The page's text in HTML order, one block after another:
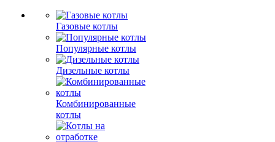
Газовые котлы
Популярные котлы
Дизельные котлы
Комбинированные
котлы